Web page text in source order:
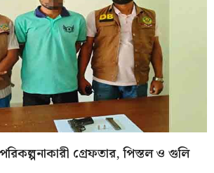
গ্রেফতার, পিস্তল ও গুলি